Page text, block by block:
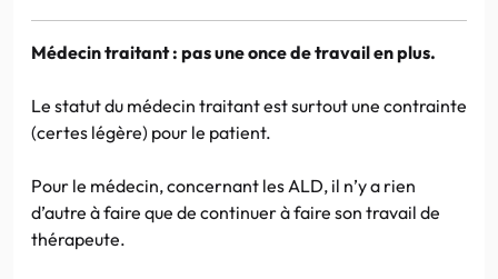
Médecin traitant : pas une once de travail en plus.
Le statut du médecin traitant est surtout une contrainte
(certes légère) pour le patient.
Pour le médecin, concernant les ALD, il n’y a rien
d’autre à faire que de continuer à faire son travail de
thérapeute.